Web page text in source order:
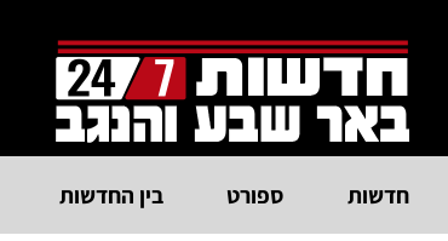
חדשות ספורט בין החדשות